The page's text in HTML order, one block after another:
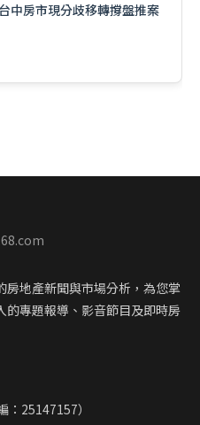
中房市現分歧移轉撐盤推案
房地產新聞與市場分析，為您掌
的專題報導、影音節目及即時房
25147157）